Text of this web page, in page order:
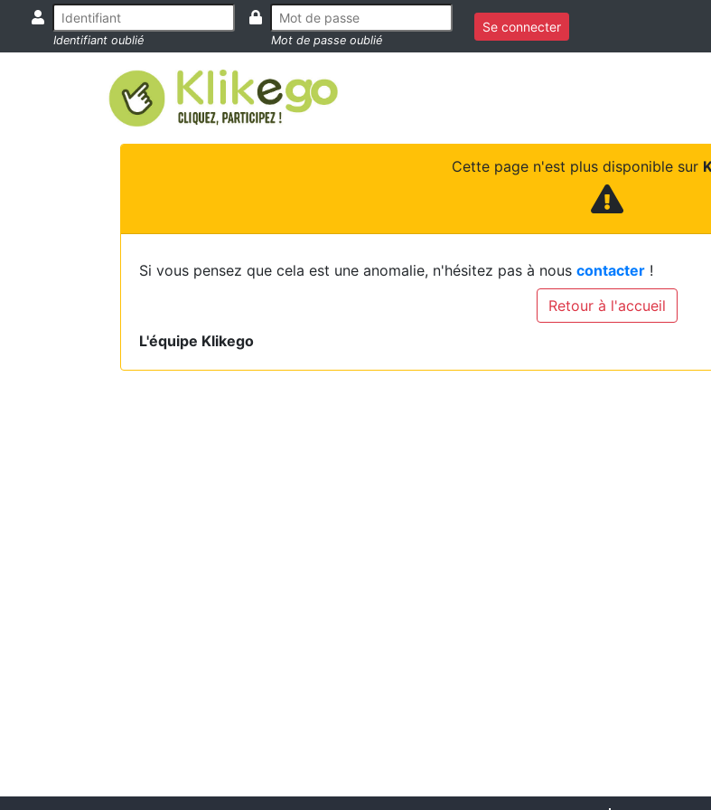
Identifiant oublié Mot de passe oublié
Se connecter
Cette page n'est plus disponible sur
Si vous pensez que cela est une anomalie, n'hésitez pas à nous contacter !
Retour à l'accueil
L'équipe Klikego